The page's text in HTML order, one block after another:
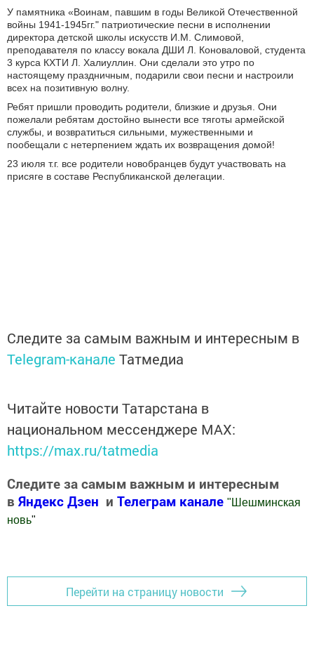
У памятника «Воинам, павшим в годы Великой Отечественной
войны 1941-1945гг." патриотические песни в исполнении
директора детской школы искусств И.М. Слимовой,
преподавателя по классу вокала ДШИ Л. Коноваловой, студента
3 курса КХТИ Л. Халиуллин. Они сделали это утро по
настоящему праздничным, подарили свои песни и настроили
всех на позитивную волну.
Ребят пришли проводить родители, близкие и друзья. Они
пожелали ребятам достойно вынести все тяготы армейской
службы, и возвратиться сильными, мужественными и
пообещали с нетерпением ждать их возвращения домой!
23 июля т.г. все родители новобранцев будут участвовать на
присяге в составе Республиканской делегации.
Следите за самым важным и интересным в
Telegram-канале Татмедиа
Читайте новости Татарстана в
национальном мессенджере MАХ:
https://max.ru/tatmedia
Следите за самым важным и интересным
в Яндекс Дзен и Телеграм канале "Шешминская
новь"
Перейти на страницу новости